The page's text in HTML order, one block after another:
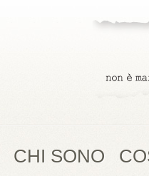
CHI SONO